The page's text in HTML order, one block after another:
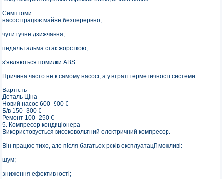
Симптоми
насос працює майже безперервно;
чути гучне дзижчання;
педаль гальма стає жорсткою;
з'являються помилки ABS.
Причина часто не в самому насосі, а у втраті герметичності системи.
Вартість
Деталь Ціна
Новий насос 600–900 €
Б/в 150–300 €
Ремонт 100–250 €
5. Компресор кондиціонера
Використовується високовольтний електричний компресор.
Він працює тихо, але після багатьох років експлуатації можливі:
шум;
зниження ефективності;